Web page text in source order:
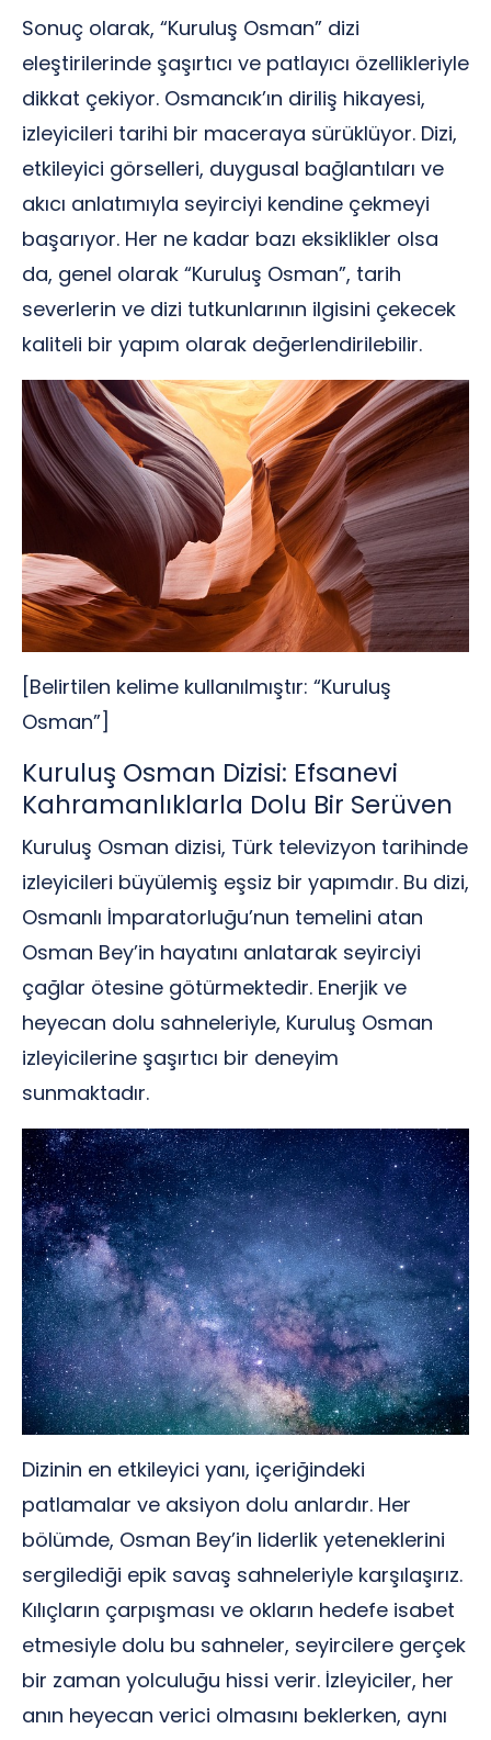
Sonuç olarak, “Kuruluş Osman” dizi
eleştirilerinde şaşırtıcı ve patlayıcı özellikleriyle
dikkat çekiyor. Osmancık’ın diriliş hikayesi,
izleyicileri tarihi bir maceraya sürüklüyor. Dizi,
etkileyici görselleri, duygusal bağlantıları ve
akıcı anlatımıyla seyirciyi kendine çekmeyi
başarıyor. Her ne kadar bazı eksiklikler olsa
da, genel olarak “Kuruluş Osman”, tarih
severlerin ve dizi tutkunlarının ilgisini çekecek
kaliteli bir yapım olarak değerlendirilebilir.
[Belirtilen kelime kullanılmıştır: “Kuruluş
Osman”]
Kuruluş Osman Dizisi: Efsanevi
Kahramanlıklarla Dolu Bir Serüven
Kuruluş Osman dizisi, Türk televizyon tarihinde
izleyicileri büyülemiş eşsiz bir yapımdır. Bu dizi,
Osmanlı İmparatorluğu’nun temelini atan
Osman Bey’in hayatını anlatarak seyirciyi
çağlar ötesine götürmektedir. Enerjik ve
heyecan dolu sahneleriyle, Kuruluş Osman
izleyicilerine şaşırtıcı bir deneyim
sunmaktadır.
Dizinin en etkileyici yanı, içeriğindeki
patlamalar ve aksiyon dolu anlardır. Her
bölümde, Osman Bey’in liderlik yeteneklerini
sergilediği epik savaş sahneleriyle karşılaşırız.
Kılıçların çarpışması ve okların hedefe isabet
etmesiyle dolu bu sahneler, seyircilere gerçek
bir zaman yolculuğu hissi verir. İzleyiciler, her
anın heyecan verici olmasını beklerken, aynı